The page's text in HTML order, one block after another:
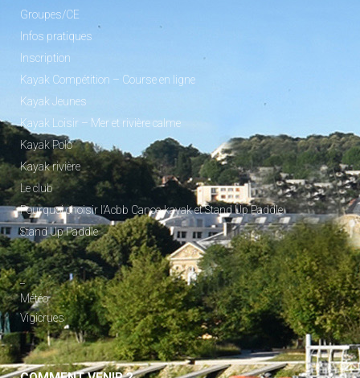
Groupes/CE
Infos pratiques
Inscription
Kayak Compétition – Course en ligne
Kayak Jeunes
Kayak Loisir – Mer et rivière calme
Kayak Polo
Kayak rivière
Le club
Pourquoi choisir l’Acbb Canoe-kayak et Stand Up Paddle
Stand Up Paddle
_
Météo
Vigicrues